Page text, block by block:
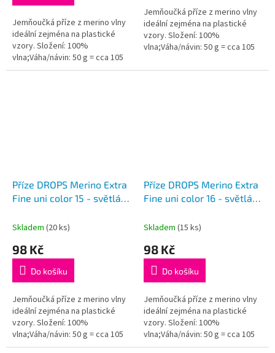
Jemňoučká příze z merino vlny
ideální zejména na plastické
vzory. Složení: 100%
vlna;Váha/návin: 50 g = cca 105
metrů;Doporučená síla jehlic: 4
5
hvězdiček.
Jemňoučká příze z merino vlny
ideální zejména na plastické
vzory. Složení: 100%
vlna;Váha/návin: 50 g = cca 105
mm...
Příze DROPS Merino Extra
Fine uni color 15 - světlá
Skladem (20 ks)
98 Kč
Do košíku
Jemňoučká příze z merino vlny
ideální zejména na plastické
vzory. Složení: 100%
vlna;Váha/návin: 50 g = cca 105
metrů;Doporučená síla jehlic: 4
Příze DROPS Merino Extra
Fine uni color 16 - světlá
Skladem (15 ks)
98 Kč
Do košíku
Jemňoučká příze z merino vlny
ideální zejména na plastické
vzory. Složení: 100%
vlna;Váha/návin: 50 g = cca 105
metrů;Doporučená síla jehlic: 4